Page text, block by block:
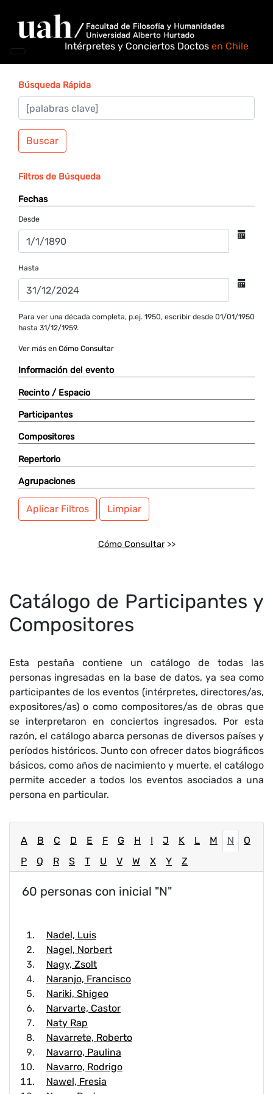
Intérpretes y Conciertos Doctos en Chile
Búsqueda Rápida
Buscar
Filtros de Búsqueda
Fechas
Desde
Hasta
Para ver una década completa, p.ej. 1950, escribir desde 01/01/1950
hasta 31/12/1959.
Ver más en Cómo Consultar
Información del evento
Recinto / Espacio
Participantes
Compositores
Repertorio
Agrupaciones
Aplicar Filtros Limpiar
Cómo Consultar>>
Catálogo de Participantes y
Compositores
Esta pestaña contiene un catálogo de todas las
personas ingresadas en la base de datos, ya sea como
participantes de los eventos (intérpretes, directores/as,
expositores/as) o como compositores/as de obras que
se interpretaron en conciertos ingresados. Por esta
razón, el catálogo abarca personas de diversos países y
períodos históricos. Junto con ofrecer datos biográficos
básicos, como años de nacimiento y muerte, el catálogo
permite acceder a todos los eventos asociados a una
persona en particular.
A B C D E F G H I J K L M N
O
P
Q R S T U V W X Y Z
60 personas con inicial "N"
Nadel, Luis
Nagel, Norbert
Nagy, Zsolt
Naranjo, Francisco
Nariki, Shigeo
Narvarte, Castor
Naty Rap
Navarrete, Roberto
Navarro, Paulina
Navarro, Rodrigo
Nawel, Fresia